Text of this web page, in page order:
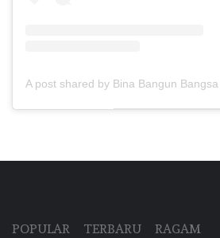
POPULAR TERBARU RAGAM